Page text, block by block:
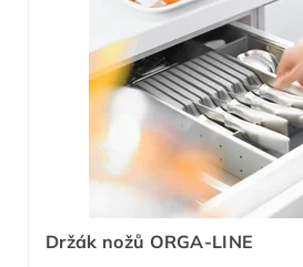
Držák nožů ORGA-LINE